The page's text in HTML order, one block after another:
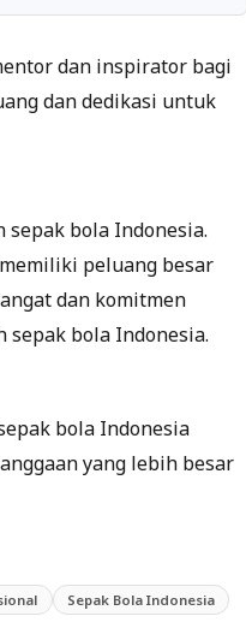
dan inspirator bagi
dan dedikasi untuk
bola Indonesia.
peluang besar
dan komitmen
sepak bola Indonesia.
bola Indonesia
yang lebih besar
Sepak Bola Indonesia